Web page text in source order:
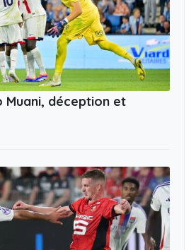
Muani, déception et